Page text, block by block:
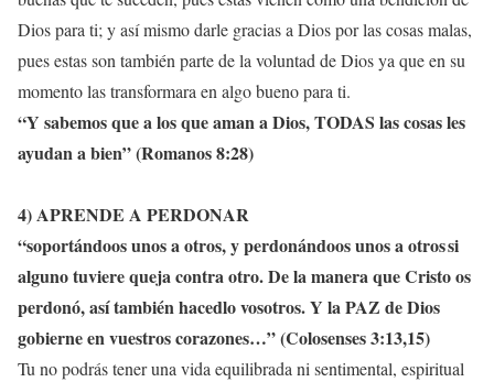
Dios para ti; y así mismo darle gracias a Dios por las cosas malas,
pues estas son también parte de la voluntad de Dios ya que en su
momento las transformara en algo bueno para ti.
“Y sabemos que a los que aman a Dios,TODAS las cosas les
ayudan a bien” (Romanos 8:28)
4) APRENDE A PERDONAR
“soportándoos unos a otros, y perdonándoos unos a otrossi
alguno tuviere queja contra otro. De la manera que Cristo os
perdonó, así también hacedlo vosotros.Y la PAZ de Dios
gobierne en vuestros corazones…” (Colosenses 3:13,15)
Tu no podrás tener una vida equilibrada ni sentimental, espiritual